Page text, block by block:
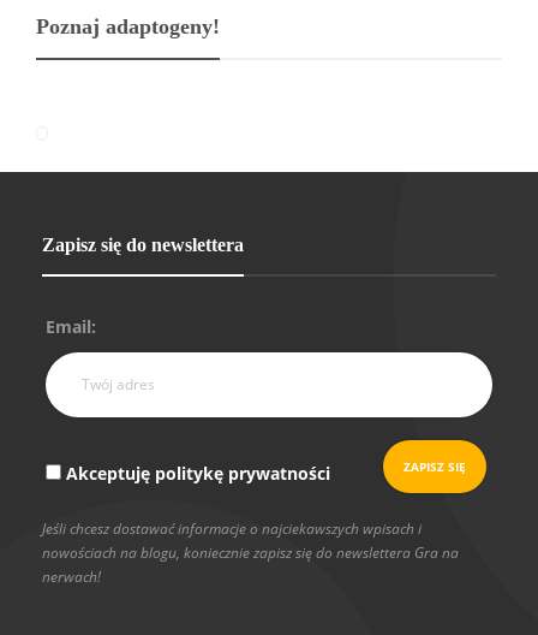
Poznaj adaptogeny!
Zapisz się do newslettera
Email:
Akceptuję politykę prywatności
Jeśli chcesz dostawać informacje o najciekawszych wpisach i
nowościach na blogu, koniecznie zapisz się do newslettera Gra na
nerwach!